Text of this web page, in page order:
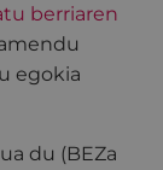
berriaren
egokia
du (BEZa